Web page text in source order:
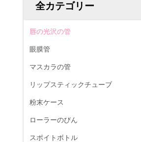
全カテゴリー
唇の光沢の管
眼膜管
マスカラの管
リップスティックチューブ
粉末ケース
ローラーのびん
スポイトボトル